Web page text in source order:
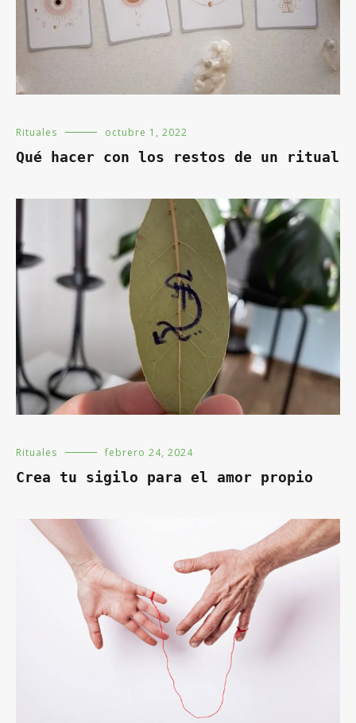
Rituales octubre 1, 2022
Qué hacer con los restos de un ritual
Rituales febrero 24, 2024
Crea tu sigilo para el amor propio